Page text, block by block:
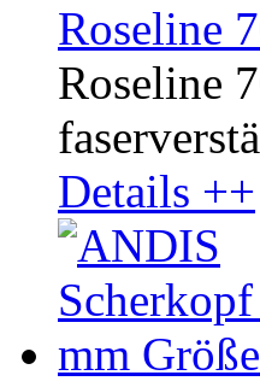
Roseline
Roseline
Details ++